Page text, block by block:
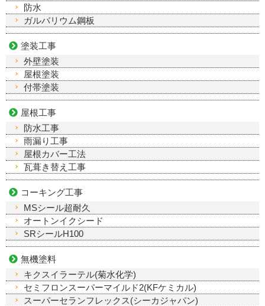
防水
ガルバリウム鋼板
塗装工事
外壁塗装
屋根塗装
付帯塗装
屋根工事
防水工事
雨漏り工事
屋根カバー工法
瓦葺き替え工事
コーキング工事
MSシール超耐久
オートンイクシード
SRシールH100
無機塗料
キクスイラーテル(菊水化学)
セミフロンスーパーマイルド2(KFケミカル)
スーパーセランフレックス(シーカジャパン)